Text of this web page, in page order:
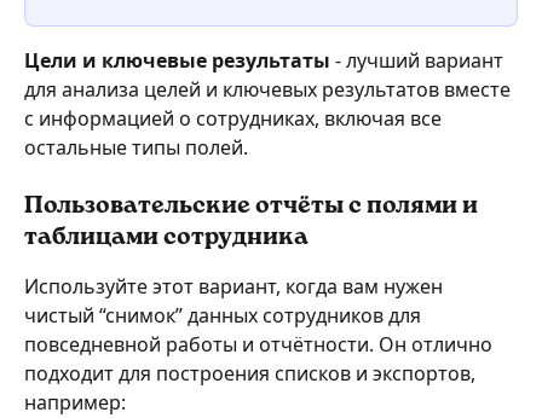
Цели и ключевые результаты - лучший вариант
для анализа целей и ключевых результатов вместе
с информацией о сотрудниках, включая все
остальные типы полей.
Пользовательские отчёты с полями и
таблицами сотрудника
Используйте этот вариант, когда вам нужен
чистый “снимок” данных сотрудников для
повседневной работы и отчётности. Он отлично
подходит для построения списков и экспортов,
например: